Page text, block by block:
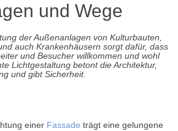
und Wege
der Außenanlagen von Kulturbauten,
auch Krankenhäusern sorgt dafür, dass
und Besucher willkommen und wohl
Lichtgestaltung betont die Architektur,
und gibt Sicherheit.
einer Fassade trägt eine gelungene